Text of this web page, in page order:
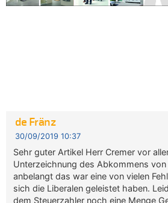
de Fränz
30/09/2019 10:37
Sehr guter Artikel Herr Cremer vor
Unterzeichnung des Abkommens
anbelangt das war eine von vielen
sich die Liberalen geleistet haben.
dem Steuerzahler noch eine Menge